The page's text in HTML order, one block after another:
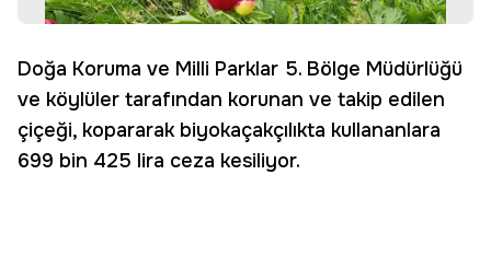
Doğa Koruma ve Milli Parklar 5. Bölge Müdürlüğü
ve köylüler tarafından korunan ve takip edilen
çiçeği, kopararak biyokaçakçılıkta kullananlara
699 bin 425 lira ceza kesiliyor.